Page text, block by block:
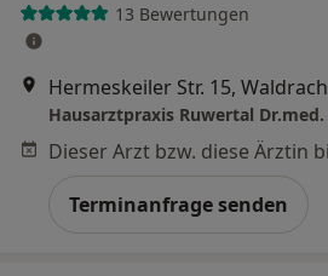
13 Bewertungen
Hermeskeiler Str. 15, Waldrach
Terminanfrage senden